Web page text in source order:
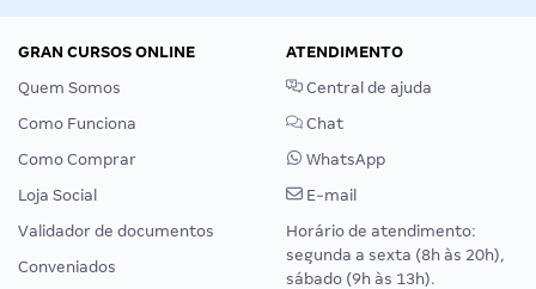
GRAN CURSOS ONLINE
Quem Somos
Como Funciona
Como Comprar
Loja Social
Validador de documentos
Conveniados
ATENDIMENTO
Central de ajuda
Chat
WhatsApp
E-mail
Horário de atendimento:
segunda a sexta (8h às 20h),
sábado (9h às 13h).